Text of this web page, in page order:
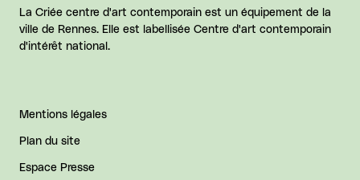
La Criée centre d'art contemporain est un équipement de la
ville de Rennes. Elle est labellisée Centre d'art contemporain
d'intérêt national.
Mentions légales
Plan du site
Espace Presse